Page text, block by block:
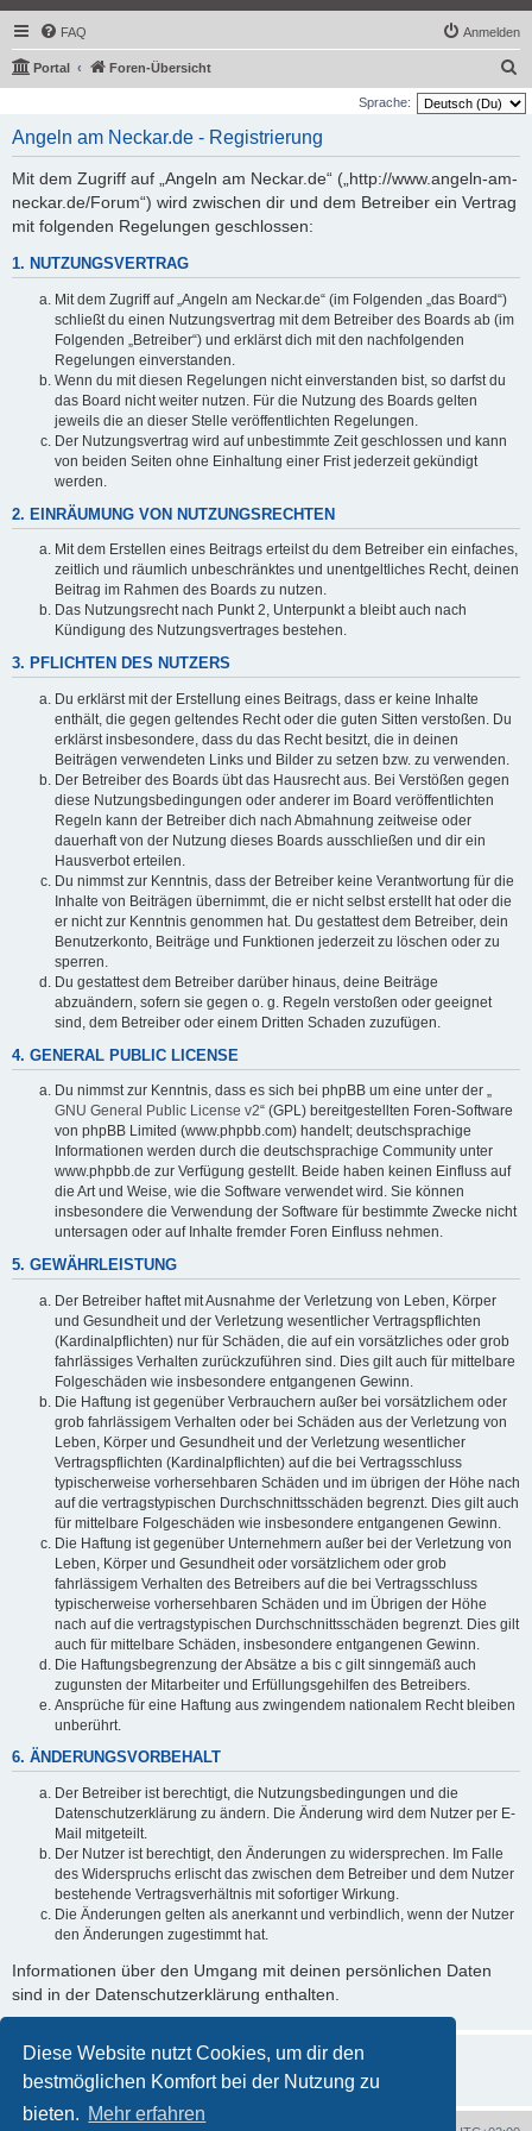
Diese Website nutzt Cookies, um dir den
bestmöglichen Komfort bei der Nutzung zu
bieten. Mehr erfahren
FAQ Anmelden
Portal Foren-Übersicht
u
Sprache:
Angeln am Neckar.de - Registrierung
Mit dem Zugriff auf „Angeln am Neckar.de“ („http://www.angeln-am-
neckar.de/Forum“) wird zwischen dir und dem Betreiber ein Vertrag
mit folgenden Regelungen geschlossen:
1. NUTZUNGSVERTRAG
Mit dem Zugriff auf „Angeln am Neckar.de“ (im Folgenden „das Board“)
schließt du einen Nutzungsvertrag mit dem Betreiber des Boards ab (im
Folgenden „Betreiber“) und erklärst dich mit den nachfolgenden
Regelungen einverstanden.
Wenn du mit diesen Regelungen nicht einverstanden bist, so darfst du
das Board nicht weiter nutzen. Für die Nutzung des Boards gelten
jeweils die an dieser Stelle veröffentlichten Regelungen.
Der Nutzungsvertrag wird auf unbestimmte Zeit geschlossen und kann
von beiden Seiten ohne Einhaltung einer Frist jederzeit gekündigt
werden.
2. EINRÄUMUNG VON NUTZUNGSRECHTEN
Mit dem Erstellen eines Beitrags erteilst du dem Betreiber ein einfaches,
zeitlich und räumlich unbeschränktes und unentgeltliches Recht, deinen
Beitrag im Rahmen des Boards zu nutzen.
Das Nutzungsrecht nach Punkt 2, Unterpunkt a bleibt auch nach
Kündigung des Nutzungsvertrages bestehen.
3. PFLICHTEN DES NUTZERS
Du erklärst mit der Erstellung eines Beitrags, dass er keine Inhalte
enthält, die gegen geltendes Recht oder die guten Sitten verstoßen. Du
erklärst insbesondere, dass du das Recht besitzt, die in deinen
Beiträgen verwendeten Links und Bilder zu setzen bzw. zu verwenden.
Der Betreiber des Boards übt das Hausrecht aus. Bei Verstößen gegen
diese Nutzungsbedingungen oder anderer im Board veröffentlichten
Regeln kann der Betreiber dich nach Abmahnung zeitweise oder
dauerhaft von der Nutzung dieses Boards ausschließen und dir ein
Hausverbot erteilen.
Du nimmst zur Kenntnis, dass der Betreiber keine Verantwortung für die
Inhalte von Beiträgen übernimmt, die er nicht selbst erstellt hat oder die
er nicht zur Kenntnis genommen hat. Du gestattest dem Betreiber, dein
Benutzerkonto, Beiträge und Funktionen jederzeit zu löschen oder zu
sperren.
Du gestattest dem Betreiber darüber hinaus, deine Beiträge
abzuändern, sofern sie gegen o. g. Regeln verstoßen oder geeignet
sind, dem Betreiber oder einem Dritten Schaden zuzufügen.
4. GENERAL PUBLIC LICENSE
Du nimmst zur Kenntnis, dass es sich bei phpBB um eine unter der „
GNU General Public License v2“ (GPL) bereitgestellten Foren-Software
von phpBB Limited (www.phpbb.com) handelt; deutschsprachige
Informationen werden durch die deutschsprachige Community unter
www.phpbb.de zur Verfügung gestellt. Beide haben keinen Einfluss auf
die Art und Weise, wie die Software verwendet wird. Sie können
insbesondere die Verwendung der Software für bestimmte Zwecke nicht
untersagen oder auf Inhalte fremder Foren Einfluss nehmen.
5. GEWÄHRLEISTUNG
Der Betreiber haftet mit Ausnahme der Verletzung von Leben, Körper
und Gesundheit und der Verletzung wesentlicher Vertragspflichten
(Kardinalpflichten) nur für Schäden, die auf ein vorsätzliches oder grob
fahrlässiges Verhalten zurückzuführen sind. Dies gilt auch für mittelbare
Folgeschäden wie insbesondere entgangenen Gewinn.
Die Haftung ist gegenüber Verbrauchern außer bei vorsätzlichem oder
grob fahrlässigem Verhalten oder bei Schäden aus der Verletzung von
Leben, Körper und Gesundheit und der Verletzung wesentlicher
Vertragspflichten (Kardinalpflichten) auf die bei Vertragsschluss
typischerweise vorhersehbaren Schäden und im übrigen der Höhe nach
auf die vertragstypischen Durchschnittsschäden begrenzt. Dies gilt auch
für mittelbare Folgeschäden wie insbesondere entgangenen Gewinn.
Die Haftung ist gegenüber Unternehmern außer bei der Verletzung von
Leben, Körper und Gesundheit oder vorsätzlichem oder grob
fahrlässigem Verhalten des Betreibers auf die bei Vertragsschluss
typischerweise vorhersehbaren Schäden und im Übrigen der Höhe
nach auf die vertragstypischen Durchschnittsschäden begrenzt. Dies gilt
auch für mittelbare Schäden, insbesondere entgangenen Gewinn.
Die Haftungsbegrenzung der Absätze a bis c gilt sinngemäß auch
zugunsten der Mitarbeiter und Erfüllungsgehilfen des Betreibers.
Ansprüche für eine Haftung aus zwingendem nationalem Recht bleiben
unberührt.
6. ÄNDERUNGSVORBEHALT
Der Betreiber ist berechtigt, die Nutzungsbedingungen und die
Datenschutzerklärung zu ändern. Die Änderung wird dem Nutzer per E-
Mail mitgeteilt.
Der Nutzer ist berechtigt, den Änderungen zu widersprechen. Im Falle
des Widerspruchs erlischt das zwischen dem Betreiber und dem Nutzer
bestehende Vertragsverhältnis mit sofortiger Wirkung.
Die Änderungen gelten als anerkannt und verbindlich, wenn der Nutzer
den Änderungen zugestimmt hat.
Informationen über den Umgang mit deinen persönlichen Daten
sind in der Datenschutzerklärung enthalten.